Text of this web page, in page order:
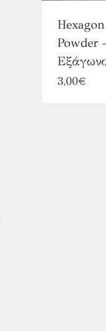
Powder
3,00€